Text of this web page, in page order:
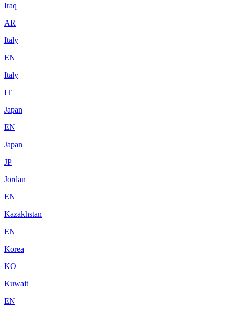
Iraq
AR
Italy
EN
Italy
IT
Japan
EN
Japan
JP
Jordan
EN
Kazakhstan
EN
Korea
KO
Kuwait
EN